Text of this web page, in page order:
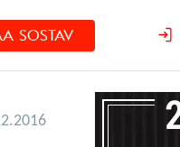
SOSTAV